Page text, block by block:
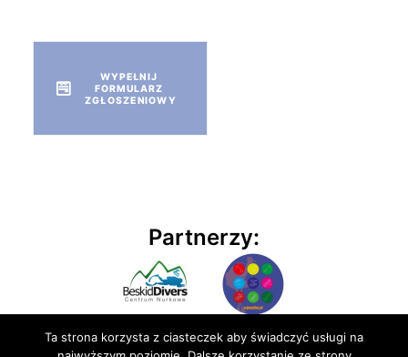
WYPEŁNIJ
FORMULARZ
ZGŁOSZENIOWY
Partnerzy:
Ta strona korzysta z ciasteczek aby świadczyć usługi na